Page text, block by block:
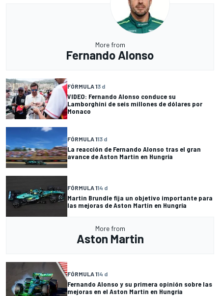
More from
Fernando Alonso
FÓRMULA 13 d
VIDEO: Fernando Alonso conduce su
Lamborghini de seis millones de dólares por
Monaco
FÓRMULA 113 d
La reacción de Fernando Alonso tras el gran
avance de Aston Martin en Hungría
FÓRMULA 114 d
Martin Brundle fija un objetivo importante para
las mejoras de Aston Martin en Hungría
More from
Aston Martin
FÓRMULA 114 d
Fernando Alonso y su primera opinión sobre las
mejoras en el Aston Martin en Hungría